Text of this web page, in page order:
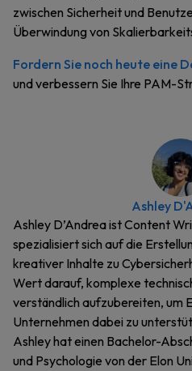
zwischen Sicherheit und
Überwindung von
Fordern Sie noch heute eine
und verbessern Sie Ihre PAM-
Ashley
Ashley D’Andrea ist Content
spezialisiert sich auf die
kreativer Inhalte zu
Wert darauf, komplexe
verständlich aufzubereiten, um
Unternehmen dabei zu
Ashley hat einen Bachelor-
und Psychologie von der Elon